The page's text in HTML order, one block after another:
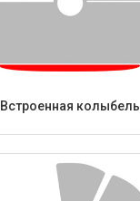
Встроенная колыбель